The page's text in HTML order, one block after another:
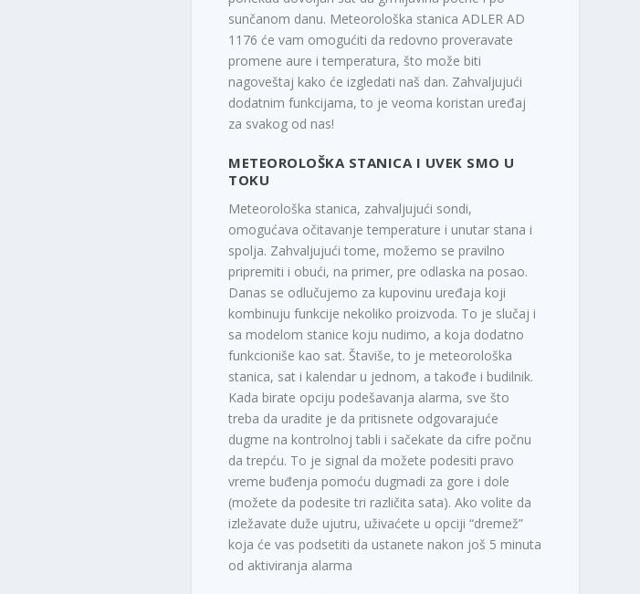
sunčanom danu. Meteorološka stanica ADLER AD
1176 će vam omogućiti da redovno proveravate
promene aure i temperatura, što može biti
nagoveštaj kako će izgledati naš dan. Zahvaljujući
dodatnim funkcijama, to je veoma koristan uređaj
za svakog od nas!
METEOROLOŠKA STANICA I UVEK SMO U
TOKU
Meteorološka stanica, zahvaljujući sondi,
omogućava očitavanje temperature i unutar stana i
spolja. Zahvaljujući tome, možemo se pravilno
pripremiti i obući, na primer, pre odlaska na posao.
Danas se odlučujemo za kupovinu uređaja koji
kombinuju funkcije nekoliko proizvoda. To je slučaj i
sa modelom stanice koju nudimo, a koja dodatno
funkcioniše kao sat. Štaviše, to je meteorološka
stanica, sat i kalendar u jednom, a takođe i budilnik.
Kada birate opciju podešavanja alarma, sve što
treba da uradite je da pritisnete odgovarajuće
dugme na kontrolnoj tabli i sačekate da cifre počnu
da trepću. To je signal da možete podesiti pravo
vreme buđenja pomoću dugmadi za gore i dole
(možete da podesite tri različita sata). Ako volite da
izležavate duže ujutru, uživaćete u opciji “dremež”
koja će vas podsetiti da ustanete nakon još 5 minuta
od aktiviranja alarma